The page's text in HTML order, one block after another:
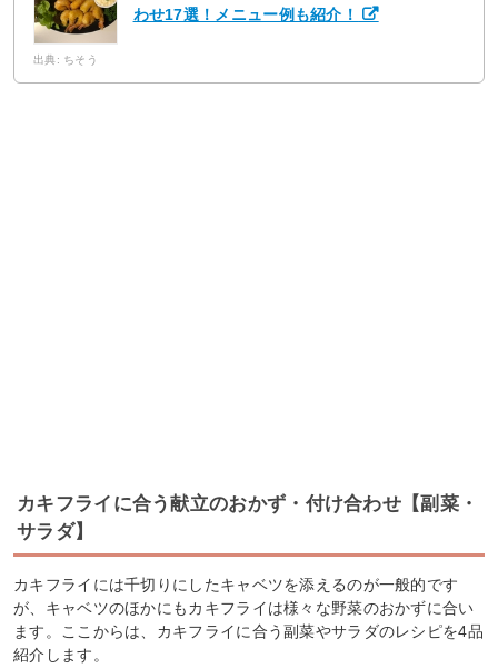
わせ17選！メニュー例も紹介！
出典: ちそう
カキフライに合う献立のおかず・付け合わせ【副菜・
サラダ】
カキフライには千切りにしたキャベツを添えるのが一般的です
が、キャベツのほかにもカキフライは様々な野菜のおかずに合い
ます。ここからは、カキフライに合う副菜やサラダのレシピを4品
紹介します。